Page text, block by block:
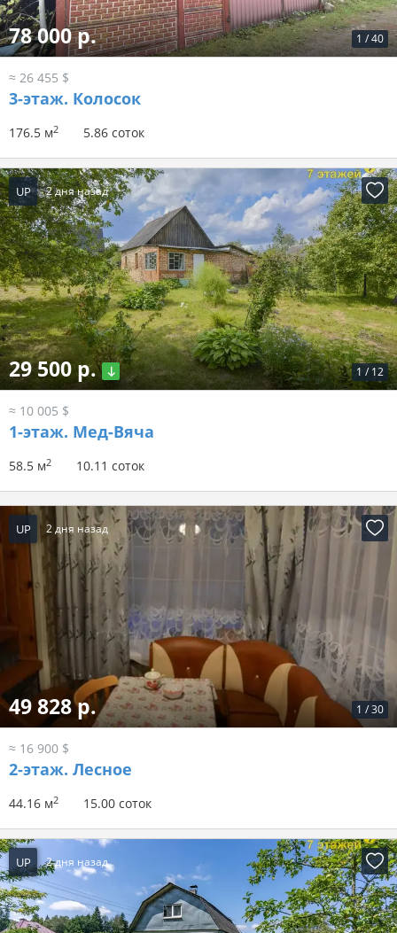
1 /40
78 000 р.
≈ 26 455 $
3-этаж. Колосок
176.5 м2 5.86 соток
UP 2 дня назад
1 / 12
29 500 р.
≈ 10 005 $
1-этаж. Мед-Вяча
58.5 м2 10.11 соток
UP 2 дня назад
1 /30
49 828 р.
≈ 16 900 $
2-этаж. Лесное
44.16 м2 15.00 соток
UP 2 дня назад